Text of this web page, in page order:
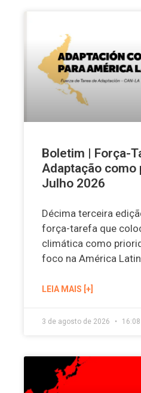
Boletim | Força-
Adaptação como
Julho 2026
Décima terceira
força-tarefa que
climática como
foco na América
LEIA MAIS [+]
3 de agosto de 2026 16:08